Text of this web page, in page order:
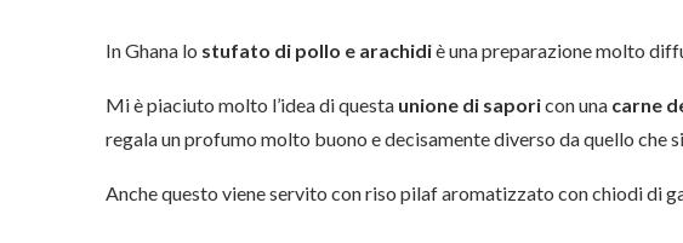
In Ghana lo stufato di pollo e arachidiè una preparazione molto
Mi è piaciuto molto l’idea di questa unione di saporicon una carne
regala un profumo molto buono e decisamente diverso da quello che
Anche questo viene servito con riso pilaf aromatizzato con chiodi di